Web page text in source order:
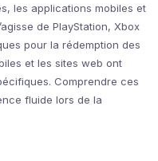
les applications mobiles et
de PlayStation, Xbox
pour la rédemption des
et les sites web ont
Comprendre ces
fluide lors de la